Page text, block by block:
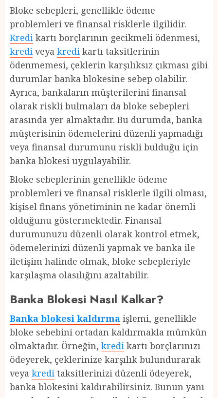
Bloke sebepleri, genellikle ödeme
problemleri ve finansal risklerle ilgilidir.
Kredi kartı borçlarının gecikmeli ödenmesi,
kredi veya kredi kartı taksitlerinin
ödenmemesi, çeklerin karşılıksız çıkması gibi
durumlar banka blokesine sebep olabilir.
Ayrıca, bankaların müşterilerini finansal
olarak riskli bulmaları da bloke sebepleri
arasında yer almaktadır. Bu durumda, banka
müşterisinin ödemelerini düzenli yapmadığı
veya finansal durumunu riskli bulduğu için
banka blokesi uygulayabilir.
Bloke sebeplerinin genellikle ödeme
problemleri ve finansal risklerle ilgili olması,
kişisel finans yönetiminin ne kadar önemli
olduğunu göstermektedir. Finansal
durumunuzu düzenli olarak kontrol etmek,
ödemelerinizi düzenli yapmak ve banka ile
iletişim halinde olmak, bloke sebepleriyle
karşılaşma olasılığını azaltabilir.
Banka Blokesi Nasıl Kalkar?
Banka blokesi kaldırma işlemi, genellikle
bloke sebebini ortadan kaldırmakla mümkün
olmaktadır. Örneğin, kredi kartı borçlarınızı
ödeyerek, çeklerinize karşılık bulundurarak
veya kredi taksitlerinizi düzenli ödeyerek,
banka blokesini kaldırabilirsiniz. Bunun yanı